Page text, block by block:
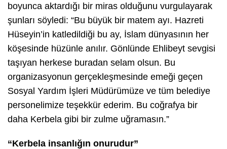
boyunca aktardığı bir miras olduğunu vurgulayarak
şunları söyledi: “Bu büyük bir matem ayı. Hazreti
Hüseyin’in katledildiği bu ay, İslam dünyasının her
köşesinde hüzünle anılır. Gönlünde Ehlibeyt sevgisi
taşıyan herkese buradan selam olsun. Bu
organizasyonun gerçekleşmesinde emeği geçen
Sosyal Yardım İşleri Müdürümüze ve tüm belediye
personelimize teşekkür ederim. Bu coğrafya bir
daha Kerbela gibi bir zulme uğramasın.”
“Kerbela insanlığın onurudur”